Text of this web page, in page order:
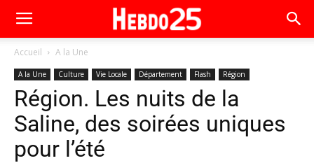
Accueil A la Une
A la Une Culture Vie Locale Département Flash Région
Région. Les nuits de la
Saline, des soirées uniques
pour l’été